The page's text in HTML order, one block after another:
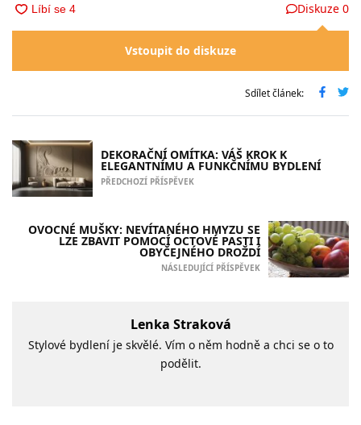
Diskuze 0
Vstoupit do diskuze
Sdílet článek:
DEKORAČNÍ OMÍTKA: VÁŠ KROK K
ELEGANTNÍMU A FUNKČNÍMU BYDLENÍ
PŘEDCHOZÍ PŘÍSPĚVEK
OVOCNÉ MUŠKY: NEVÍTANÉHO HMYZU SE
LZE ZBAVIT POMOCÍ OCTOVÉ PASTI I
OBYČEJNÉHO DROŽDÍ
NÁSLEDUJÍCÍ PŘÍSPĚVEK
Lenka Straková
Stylové bydlení je skvělé. Vím o něm hodně a chci se o to
podělit.